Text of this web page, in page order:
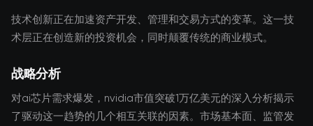
技术创新正在加速资产开发、管理和交易方式的变革。这一技
术层正在创造新的投资机会，同时颠覆传统的商业模式。
战略分析
对ai芯片需求爆发，nvidia市值突破1万亿美元的深入分析揭示
了驱动这一趋势的几个相互关联的因素。市场基本面、监管发